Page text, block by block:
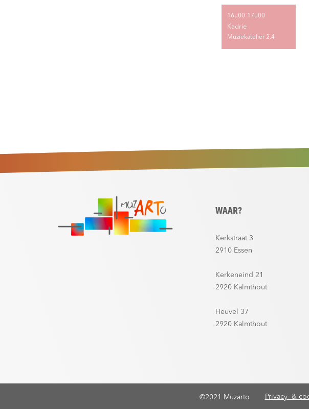
16u00-17u00
Kadrie
Muziekatelier 2.4
WAAR?
Kerkstraat 3
2910 Essen
Kerkeneind 21
2920 Kalmthout
Heuvel 37
2920 Kalmthout
©2021 Muzarto Privacy- &